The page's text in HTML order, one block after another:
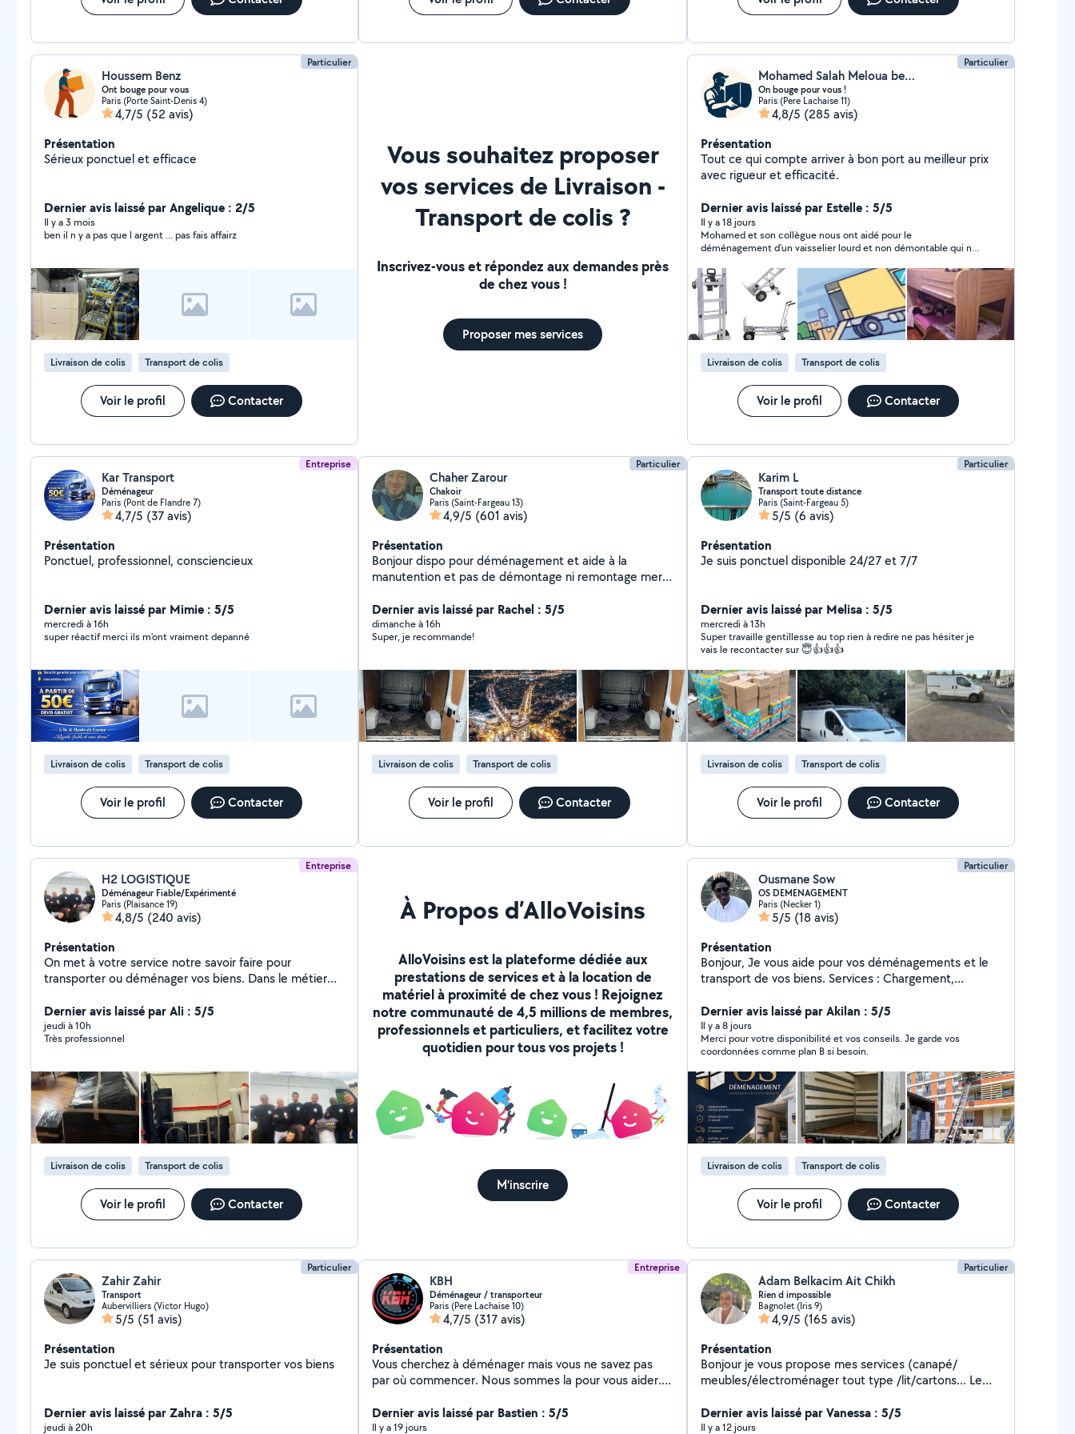
rehausse la note a 3 étoiles
Particulier
Houssem Benz
Ont bouge pour vous
Paris (Porte Saint-Denis 4)
4,7/5 (52 avis)
Présentation
Sérieux ponctuel et efficace
Dernier avis laissé par Angelique : 2/5
Il y a 3 mois
ben il n y a pas que l argent ... pas fais affairz
Livraison de colis Transport de colis
Voir le profil Contacter
Vous souhaitez proposer
vos services de Livraison -
Transport de colis ?
Inscrivez-vous et répondez aux demandes près
de chez vous !
Proposer mes services
Particulier
Mohamed Salah Meloua benzaba
On bouge pour vous !
Paris (Pere Lachaise 11)
4,8/5 (285 avis)
Présentation
Tout ce qui compte arriver à bon port au meilleur prix
avec rigueur et efficacité.
Dernier avis laissé par Estelle : 5/5
Il y a 18 jours
Mohamed et son collègue nous ont aidé pour le
déménagement d’un vaisselier lourd et non démontable qui ne
très bien passé, y compris le démontage et remontage des
portes du vaisselier ! Encore merci et à bientôt !
Livraison de colis Transport de colis
Voir le profil Contacter
Entreprise
Kar Transport
Déménageur
Paris (Pont de Flandre 7)
4,7/5 (37 avis)
Présentation
Ponctuel, professionnel, consciencieux
Dernier avis laissé par Mimie : 5/5
mercredi à 16h
super réactif merci ils m'ont vraiment depanné
Livraison de colis Transport de colis
Voir le profil Contacter
Particulier
Chaher Zarour
Chakoir
Paris (Saint-Fargeau 13)
4,9/5 (601 avis)
Présentation
Bonjour dispo pour déménagement et aide à la
manutention et pas de démontage ni remontage merci
Dernier avis laissé par Rachel : 5/5
dimanche à 16h
Super, je recommande!
Livraison de colis Transport de colis
Voir le profil Contacter
Particulier
Karim L
Transport toute distance
Paris (Saint-Fargeau 5)
5/5 (6 avis)
Présentation
Je suis ponctuel disponible 24/27 et 7/7
Dernier avis laissé par Melisa : 5/5
mercredi à 13h
Super travaille gentillesse au top rien à redire ne pas hésiter je
vais le recontacter sur 😇👍👍👍
Livraison de colis Transport de colis
Voir le profil Contacter
Entreprise
H2 LOGISTIQUE
Déménageur Fiable/Expérimenté
Paris (Plaisance 19)
4,8/5 (240 avis)
Présentation
On met à votre service notre savoir faire pour
transporter ou déménager vos biens. Dans le métier
Dernier avis laissé par Ali : 5/5
jeudi à 10h
Très professionnel
Livraison de colis Transport de colis
Voir le profil Contacter
À Propos d’AlloVoisins
AlloVoisins est la plateforme dédiée aux
prestations de services et à la location de
matériel à proximité de chez vous ! Rejoignez
notre communauté de 4,5 millions de membres,
professionnels et particuliers, et facilitez votre
quotidien pour tous vos projets !
M'inscrire
Particulier
Ousmane Sow
OS DEMENAGEMENT
Paris (Necker 1)
5/5 (18 avis)
Présentation
Bonjour, Je vous aide pour vos déménagements et le
transport de vos biens. Services : Chargement,
faire monter ou descendre des meubles et des objets
volumineux par l'extérieur d'un bâtiment. Atouts :
Efficace, soigneux et habitué aux charges lourdes.
Contactez-moi pour un déménagement en toute
sérénité ! Zéro 7.58.88.55.41
Dernier avis laissé par Akilan : 5/5
Il y a 8 jours
Merci pour votre disponibilité et vos conseils. Je garde vos
coordonnées comme plan B si besoin.
Livraison de colis Transport de colis
Voir le profil Contacter
Particulier
Zahir Zahir
Transport
Aubervilliers (Victor Hugo)
5/5 (51 avis)
Présentation
Je suis ponctuel et sérieux pour transporter vos biens
Dernier avis laissé par Zahra : 5/5
jeudi à 20h
Entreprise
KBH
Déménageur / transporteur
Paris (Pere Lachaise 10)
4,7/5 (317 avis)
Présentation
Vous cherchez à déménager mais vous ne savez pas
par où commencer. Nous sommes la pour vous aider.
en France et pays frontalier, le choix d'un déménageur
certifier qualité est de première importance.
Dernier avis laissé par Bastien : 5/5
Il y a 19 jours
Particulier
Adam Belkacim Ait Chikh
Rien d impossible
Bagnolet (Iris 9)
4,9/5 (165 avis)
Présentation
Bonjour je vous propose mes services (canapé/
meubles/électroménager tout type /lit/cartons... Le
chantier/déménagement A votre disposition 7/7
Confiance/rapidité/fiabilité. Tel zéro six. Dix . Cinquante
Dernier avis laissé par Vanessa : 5/5
Il y a 12 jours